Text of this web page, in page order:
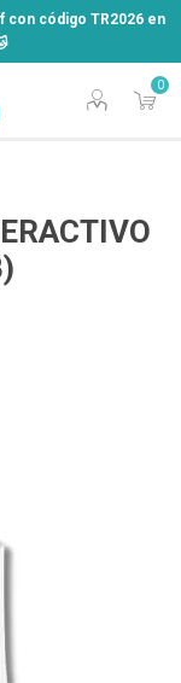
con código TR2026 en
0
con código TR2026 en